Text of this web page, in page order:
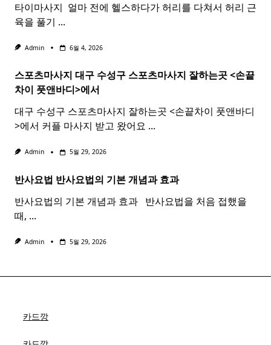
타이마사지 ​ 얼마 전에 헬스하다가 허리를 다쳐서 허리 근
육을 풀기 ...
Admin 6월 4, 2026
스포츠마사지 대구 수성구 스포츠마사지 잘하는곳 <손끝
차이 풋앤바디>에서
대구 수성구 스포츠마사지 잘하는곳 <손끝차이 풋앤바디
>에서 커플 마사지 받고 왔어요 ...
Admin 5월 29, 2026
반사요법 반사요법의 기본 개념과 효과 ​ ​
반사요법의 기본 개념과 효과 ​ ​ 반사요법을 처음 접했을
때, ...
Admin 5월 29, 2026
카드깡